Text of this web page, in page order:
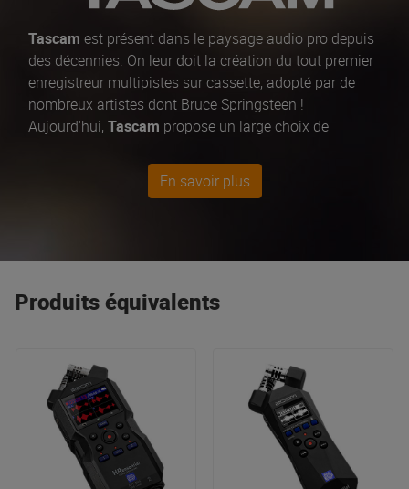
Tascam est présent dans le paysage audio pro depuis
des décennies. On leur doit la création du tout premier
enregistreur multipistes sur cassette, adopté par de
nombreux artistes dont Bruce Springsteen !
Aujourd'hui, Tascam propose un large choix de
US-42B, auxenregistreurs portables
interfaces audio HR et des tables de mixage
mixage et l'enregistrement, tandis que les
potentiel. La possibilité de réaliser des enregistrements
En savoir plus
Produits équivalents